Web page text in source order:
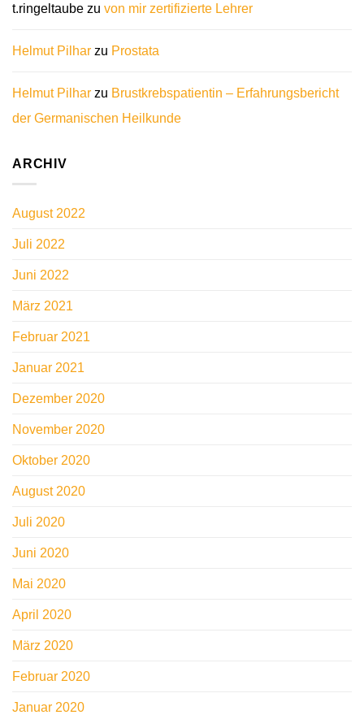
t.ringeltaube zu von mir zertifizierte Lehrer
Helmut Pilhar zu Prostata
Helmut Pilhar zu Brustkrebspatientin – Erfahrungsbericht
der Germanischen Heilkunde
ARCHIV
August 2022
Juli 2022
Juni 2022
März 2021
Februar 2021
Januar 2021
Dezember 2020
November 2020
Oktober 2020
August 2020
Juli 2020
Juni 2020
Mai 2020
April 2020
März 2020
Februar 2020
Januar 2020